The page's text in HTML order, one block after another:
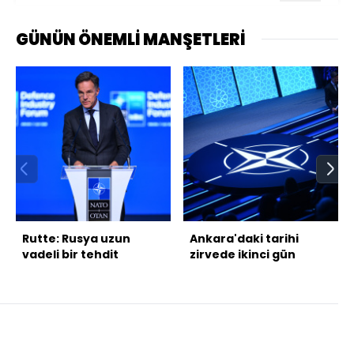
GÜNÜN ÖNEMLİ MANŞETLERİ
Rutte: Rusya uzun
vadeli bir tehdit
Ankara'daki tarihi
zirvede ikinci gün